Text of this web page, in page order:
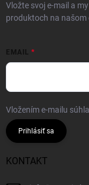
Vložte svoj e-mail a
produktoch na našom
EMAIL
Vložením e-mailu
Prihlásiť sa
KONTAKT